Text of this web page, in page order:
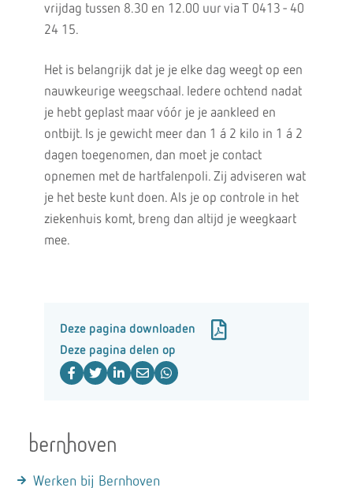
vrijdag tussen 8.30 en 12.00 uur via T 0413 - 40
24 15.
Het is belangrijk dat je je elke dag weegt op een
nauwkeurige weegschaal. Iedere ochtend nadat
je hebt geplast maar vóór je je aankleed en
ontbijt. Is je gewicht meer dan 1 á 2 kilo in 1 á 2
dagen toegenomen, dan moet je contact
opnemen met de hartfalenpoli. Zij adviseren wat
je het beste kunt doen. Als je op controle in het
ziekenhuis komt, breng dan altijd je weegkaart
mee.
Deze pagina downloaden
Deze pagina delen op
Werken bij Bernhoven